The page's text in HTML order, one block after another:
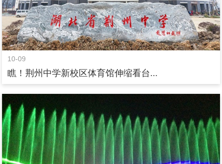
10-09
瞧！荆州中学新校区体育馆伸缩看台...